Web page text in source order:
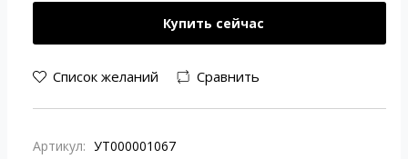
Купить сейчас
Список желаний Сравнить
Артикул: УТ000001067